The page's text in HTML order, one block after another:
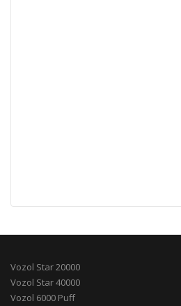
Vozol Star 20000
Vozol Star 40000
Vozol 6000 Puff